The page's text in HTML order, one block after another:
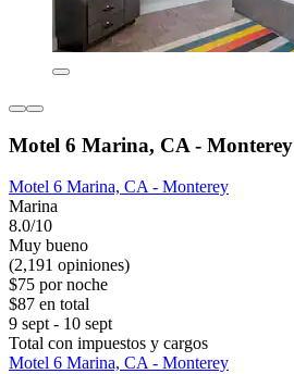
Motel 6 Marina, CA - Monterey
Motel 6 Marina, CA - Monterey
Marina
8.0/10
Muy bueno
(2,191 opiniones)
$75 por noche
$87 en total
9 sept - 10 sept
Total con impuestos y cargos
Motel 6 Marina, CA - Monterey